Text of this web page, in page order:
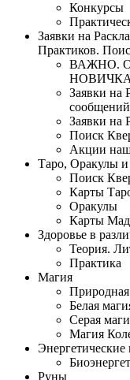
Конкурсы
Заявки на
Практиков.
ВАЖНО.
Заявки
Заявки на
Поиск
Акции
Таро, Оракулы
Поиск
Карты
Оракулы
Карты
Здоровье в
Теория.
Практика
Магия
Белая
Серая
Магия
Энергетические
Руны